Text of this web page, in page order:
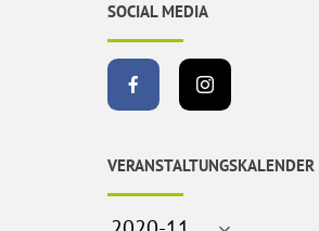
SOCIAL MEDIA
VERANSTALTUNGSKALENDER